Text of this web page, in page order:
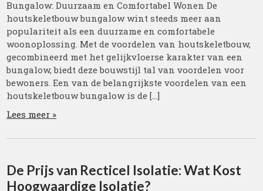
Bungalow: Duurzaam en Comfortabel Wonen De
houtskeletbouw bungalow wint steeds meer aan
populariteit als een duurzame en comfortabele
woonoplossing. Met de voordelen van houtskeletbouw,
gecombineerd met het gelijkvloerse karakter van een
bungalow, biedt deze bouwstijl tal van voordelen voor
bewoners. Een van de belangrijkste voordelen van een
houtskeletbouw bungalow is de […]
Lees meer »
De Prijs van Recticel Isolatie: Wat Kost
Hoogwaardige Isolatie?